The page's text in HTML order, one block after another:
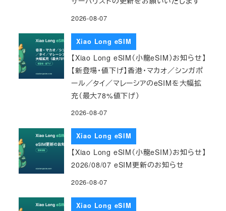
2026-08-07
Xiao Long eSIM
【Xiao Long eSIM（小龍eSIM）お知らせ】
【新登場・値下げ】香港・マカオ／シンガポ
ール／タイ／マレーシアのeSIMを大幅拡
充（最大78%値下げ）
2026-08-07
Xiao Long eSIM
【Xiao Long eSIM（小龍eSIM）お知らせ】
2026/08/07 eSIM更新のお知らせ
2026-08-07
Xiao Long eSIM